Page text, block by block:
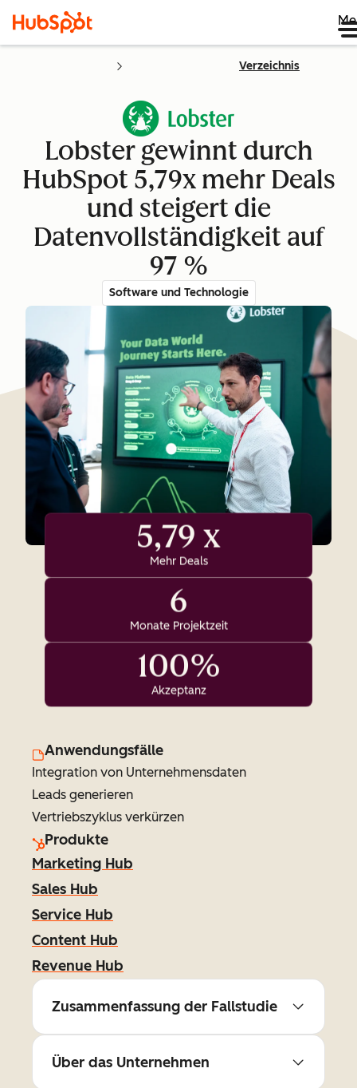
Verzeichnis
Lobster gewinnt durch
HubSpot 5,79x mehr Deals
und steigert die
Datenvollständigkeit auf
97 %
Software und Technologie
5,79 x
Mehr Deals
6
Monate Projektzeit
100%
Akzeptanz
Anwendungsfälle
Integration von Unternehmensdaten
Leads generieren
Vertriebszyklus verkürzen
Produkte
Marketing Hub
Sales Hub
Service Hub
Content Hub
Revenue Hub
Zusammenfassung der Fallstudie
Über das Unternehmen